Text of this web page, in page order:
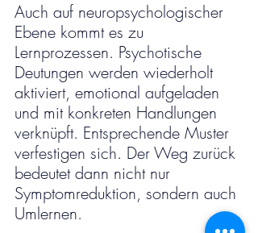
Auch auf neuropsychologischer
Ebene kommt es zu
Lernprozessen. Psychotische
Deutungen werden wiederholt
aktiviert, emotional aufgeladen
und mit konkreten Handlungen
verknüpft. Entsprechende Muster
verfestigen sich. Der Weg zurück
bedeutet dann nicht nur
Symptomreduktion, sondern auch
Umlernen.